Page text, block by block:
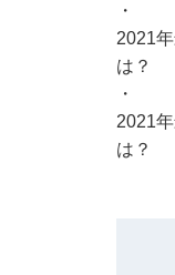
・
2021
は？
・
2021
は？